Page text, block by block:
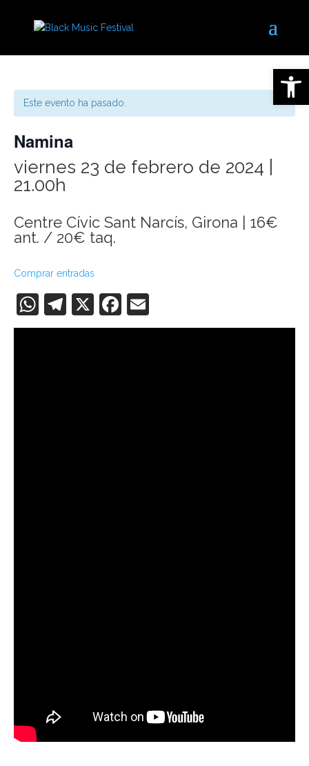
Este evento ha pasado.
Namina
viernes 23 de febrero de 2024 |
21.00h
Centre Cívic Sant Narcís, Girona | 16€
ant. / 20€ taq.
Comprar entradas
WhatsApp
Telegram
X Facebook
Abrir